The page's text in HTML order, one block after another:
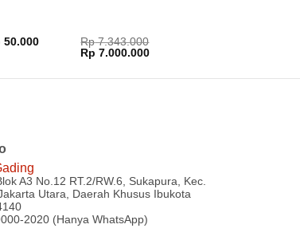
50.000Harga
Rp7.343.000
Harga
aslinya
Rp 7.000.000Harga
A3 No.12 RT.2/RW.6, Sukapura, Kec.
Utara, Daerah Khusus Ibukota
2020 (Hanya WhatsApp)